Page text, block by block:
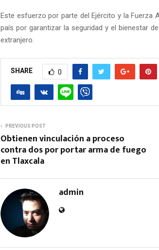
Este esfuerzo por parte del Ejército y la Fuerza
país por garantizar la seguridad y el bienestar
extranjero.
SHARE 0
PREVIOUS POST
Obtienen vinculación a proceso
contra dos por portar arma de fuego
en Tlaxcala
admin